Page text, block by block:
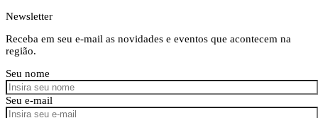
Newsletter
Receba em seu e-mail as novidades e eventos que acontecem na
região.
Seu nome
Seu e-mail